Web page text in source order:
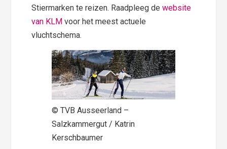
Stiermarken te reizen. Raadpleeg dewebsite
van KLM voor het meest actuele
vluchtschema.
© TVB Ausseerland –
Salzkammergut / Katrin
Kerschbaumer